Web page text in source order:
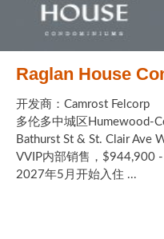
Raglan House
开发商：Camrost Felcorp
多伦多中城区Humewood-
Bathurst St & St. Clair Ave
VVIP内部销售，$944,900
2027年5月开始入住 ...